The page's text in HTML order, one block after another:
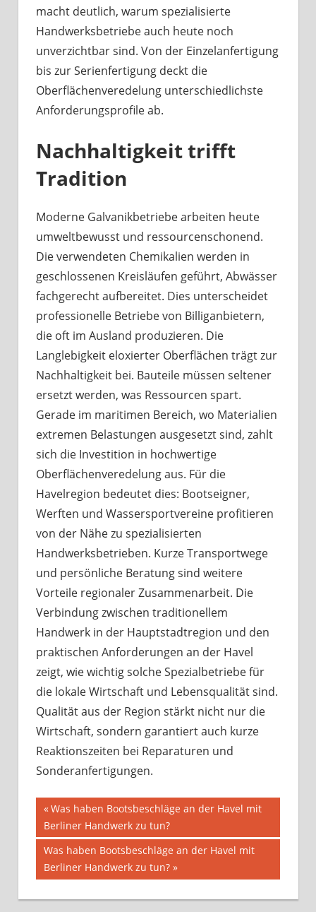
macht deutlich, warum spezialisierte
Handwerksbetriebe auch heute noch
unverzichtbar sind. Von der Einzelanfertigung
bis zur Serienfertigung deckt die
Oberflächenveredelung unterschiedlichste
Anforderungsprofile ab.
Nachhaltigkeit trifft
Tradition
Moderne Galvanikbetriebe arbeiten heute
umweltbewusst und ressourcenschonend.
Die verwendeten Chemikalien werden in
geschlossenen Kreisläufen geführt, Abwässer
fachgerecht aufbereitet. Dies unterscheidet
professionelle Betriebe von Billiganbietern,
die oft im Ausland produzieren. Die
Langlebigkeit eloxierter Oberflächen trägt zur
Nachhaltigkeit bei. Bauteile müssen seltener
ersetzt werden, was Ressourcen spart.
Gerade im maritimen Bereich, wo Materialien
extremen Belastungen ausgesetzt sind, zahlt
sich die Investition in hochwertige
Oberflächenveredelung aus. Für die
Havelregion bedeutet dies: Bootseigner,
Werften und Wassersportvereine profitieren
von der Nähe zu spezialisierten
Handwerksbetrieben. Kurze Transportwege
und persönliche Beratung sind weitere
Vorteile regionaler Zusammenarbeit. Die
Verbindung zwischen traditionellem
Handwerk in der Hauptstadtregion und den
praktischen Anforderungen an der Havel
zeigt, wie wichtig solche Spezialbetriebe für
die lokale Wirtschaft und Lebensqualität sind.
Qualität aus der Region stärkt nicht nur die
Wirtschaft, sondern garantiert auch kurze
Reaktionszeiten bei Reparaturen und
Sonderanfertigungen.
Beitragsnavigation
Vorheriger
Beitrag:
Was haben Bootsbeschläge an der Havel mit
Berliner Handwerk zu tun?
Nächster
Beitrag:
Was haben Bootsbeschläge an der Havel mit
Berliner Handwerk zu tun?